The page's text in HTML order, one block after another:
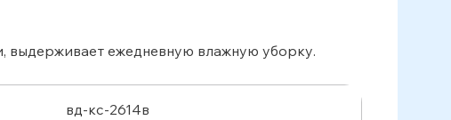
выдерживает ежедневную влажную уборку.
вд-кс-2614в